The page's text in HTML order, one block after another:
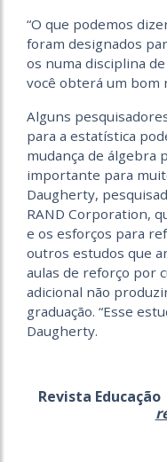
“O que podemos
foram designados
os numa disciplina
você obterá um bom
Alguns
para a estatística
mudança de álgebra
importante para
Daugherty,
RAND Corporation,
e os esforços para
outros estudos que
aulas de reforço por
adicional não
graduação. “Esse
Daugherty.
Revista Educação